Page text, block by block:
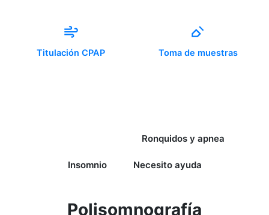
Titulación CPAP Toma de muestras
Ronquidos y apnea
Insomnio Necesito ayuda
Polisomnografía